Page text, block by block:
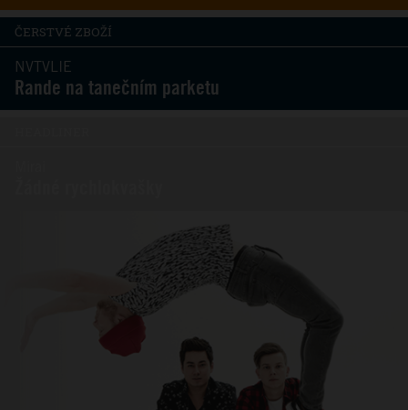
ČERSTVÉ ZBOŽÍ
NVTVLIE
Rande na tanečním parketu